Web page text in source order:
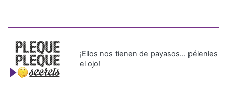
¡Ellos nos tienen de payasos… pélenles
el ojo!